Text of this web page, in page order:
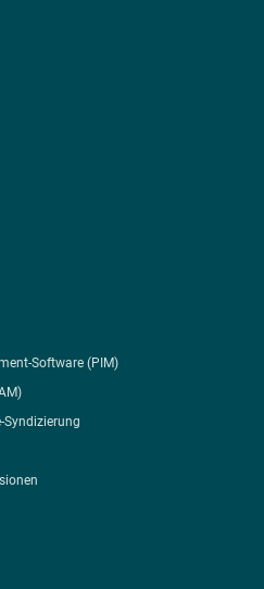
Software (PIM)
Syndizierung